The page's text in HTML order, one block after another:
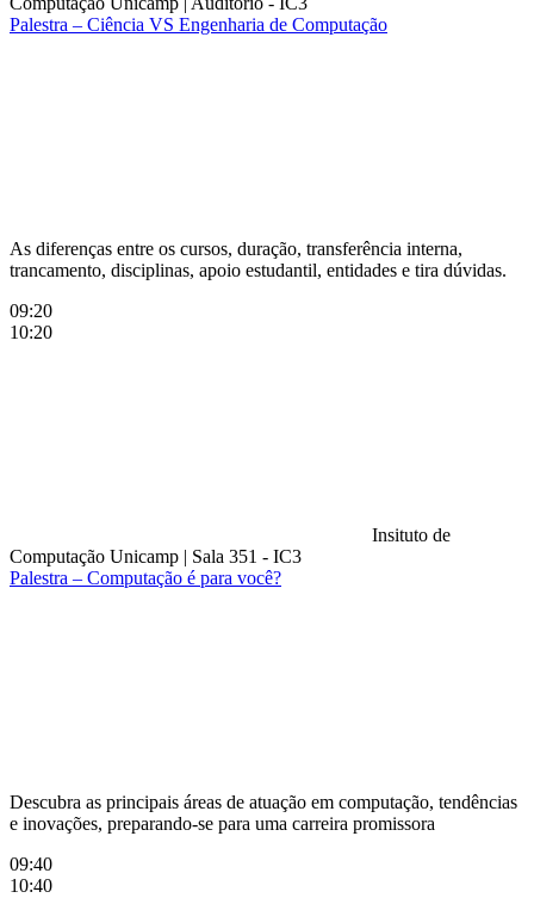
Palestra – Ciência VS Engenharia de Computação
As diferenças entre os cursos, duração, transferência interna,
trancamento, disciplinas, apoio estudantil, entidades e tira dúvidas.
09:20
10:20
Insituto de
Computação Unicamp | Sala 351 - IC3
Palestra – Computação é para você?
Descubra as principais áreas de atuação em computação, tendências
e inovações, preparando-se para uma carreira promissora
09:40
10:40